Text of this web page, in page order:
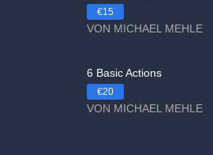
€15
VON MICHAEL MEHLE
6 Basic Actions
€20
VON MICHAEL MEHLE